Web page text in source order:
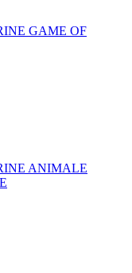
GAME OF
ANIMALE